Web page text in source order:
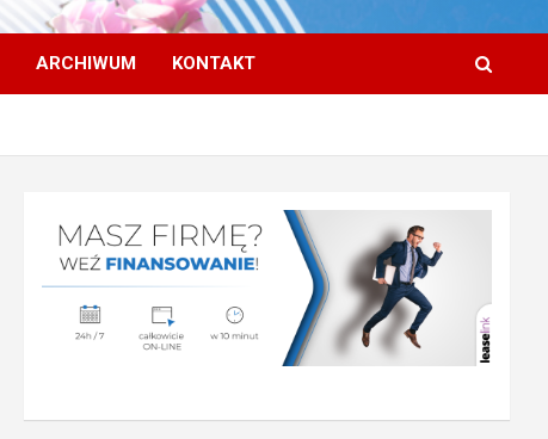
ARCHIWUM KONTAKT